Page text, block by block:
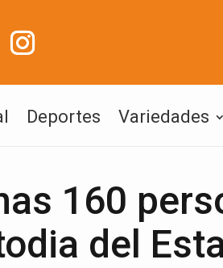
Deportes Variedades
160
del